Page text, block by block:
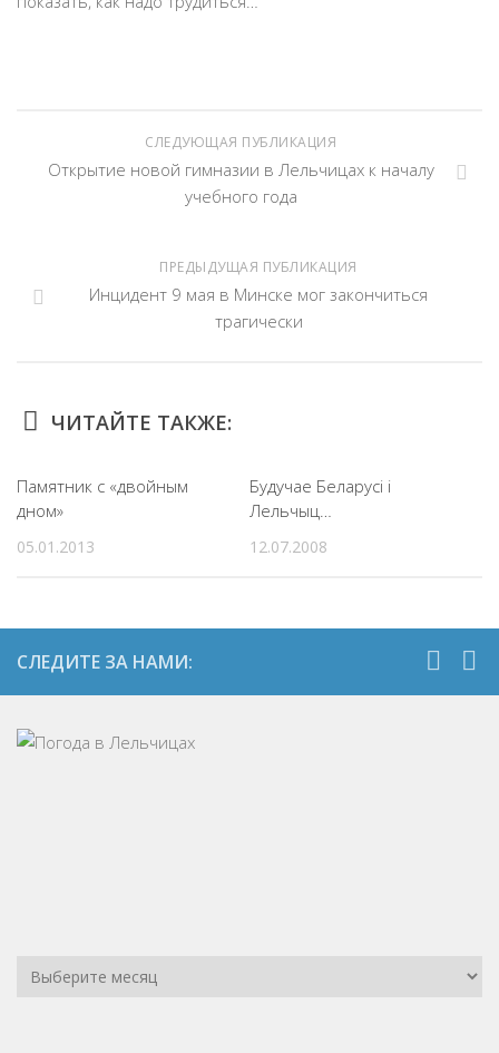
СЛЕДУЮЩАЯ ПУБЛИКАЦИЯ
Открытие новой гимназии в Лельчицах к началу
учебного года
ПРЕДЫДУЩАЯ ПУБЛИКАЦИЯ
Инцидент 9 мая в Минске мог закончиться
трагически
ЧИТАЙТЕ ТАКЖЕ:
Памятник с «двойным
дном»
05.01.2013
Будучае Беларусі і
Лельчыц…
12.07.2008
СЛЕДИТЕ ЗА НАМИ: